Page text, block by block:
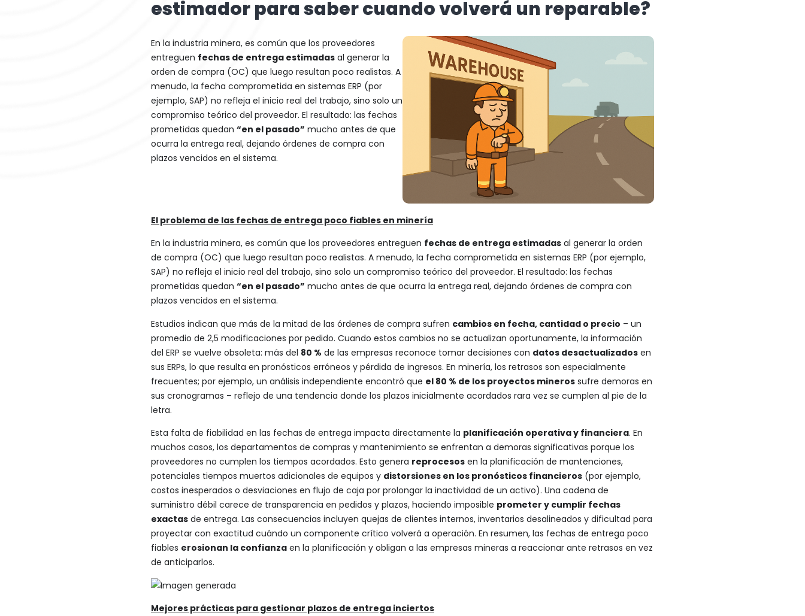
estimador para saber cuando volverá un reparable?
En la industria minera, es común que los proveedores
entreguen fechas de entrega estimadas al generar la
orden de compra (OC) que luego resultan poco realistas. A
menudo, la fecha comprometida en sistemas ERP (por
ejemplo, SAP) no refleja el inicio real del trabajo, sino solo un
compromiso teórico del proveedor. El resultado: las fechas
prometidas quedan “en el pasado” mucho antes de que
ocurra la entrega real, dejando órdenes de compra con
plazos vencidos en el sistema.
El problema de las fechas de entrega poco fiables en minería
En la industria minera, es común que los proveedores entreguen fechas de entrega estimadas al generar la orden
de compra (OC) que luego resultan poco realistas. A menudo, la fecha comprometida en sistemas ERP (por ejemplo,
SAP) no refleja el inicio real del trabajo, sino solo un compromiso teórico del proveedor. El resultado: las fechas
prometidas quedan “en el pasado” mucho antes de que ocurra la entrega real, dejando órdenes de compra con
plazos vencidos en el sistema.
Estudios indican que más de la mitad de las órdenes de compra sufren cambios en fecha, cantidad o precio – un
promedio de 2,5 modificaciones por pedido. Cuando estos cambios no se actualizan oportunamente, la información
del ERP se vuelve obsoleta: más del 80 % de las empresas reconoce tomar decisiones con datos desactualizados en
sus ERPs, lo que resulta en pronósticos erróneos y pérdida de ingresos. En minería, los retrasos son especialmente
frecuentes; por ejemplo, un análisis independiente encontró que el 80 % de los proyectos mineros sufre demoras en
sus cronogramas – reflejo de una tendencia donde los plazos inicialmente acordados rara vez se cumplen al pie de la
letra.
Esta falta de fiabilidad en las fechas de entrega impacta directamente la planificación operativa y financiera. En
muchos casos, los departamentos de compras y mantenimiento se enfrentan a demoras significativas porque los
proveedores no cumplen los tiempos acordados. Esto genera reprocesos en la planificación de mantenciones,
potenciales tiempos muertos adicionales de equipos y distorsiones en los pronósticos financieros (por ejemplo,
costos inesperados o desviaciones en flujo de caja por prolongar la inactividad de un activo). Una cadena de
suministro débil carece de transparencia en pedidos y plazos, haciendo imposible prometer y cumplir fechas
exactas de entrega. Las consecuencias incluyen quejas de clientes internos, inventarios desalineados y dificultad para
proyectar con exactitud cuándo un componente crítico volverá a operación. En resumen, las fechas de entrega poco
fiables erosionan la confianza en la planificación y obligan a las empresas mineras a reaccionar ante retrasos en vez
de anticiparlos.
Mejores prácticas para gestionar plazos de entrega inciertos